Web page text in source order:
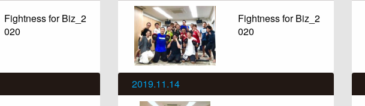
Fightness for Biz_2
020
Fightness for Biz_2
020
2019.11.14